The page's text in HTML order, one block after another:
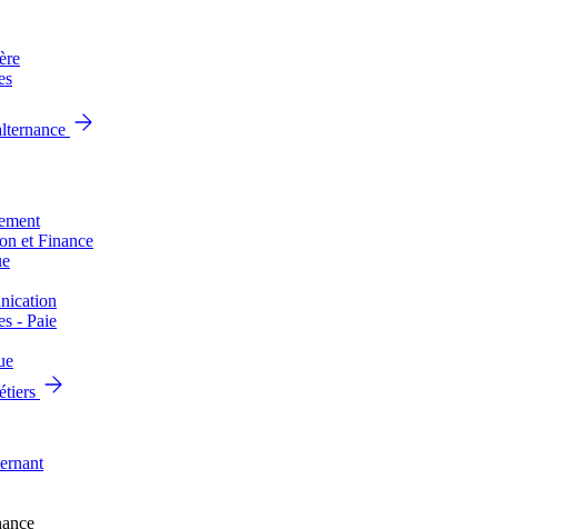
et Finance
- Paie